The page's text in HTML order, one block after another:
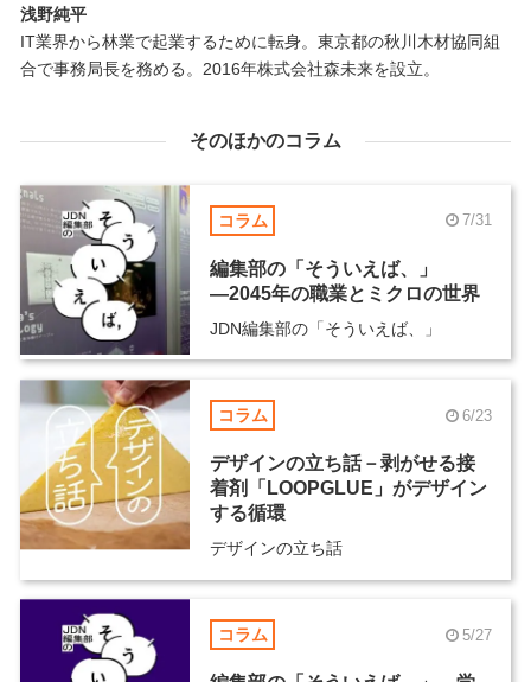
浅野純平
IT業界から林業で起業するために転身。東京都の秋川木材協同組
合で事務局長を務める。2016年株式会社森未来を設立。
そのほかのコラム
コラム 7/31
編集部の「そういえば、」
―2045年の職業とミクロの世界
JDN編集部の「そういえば、」
コラム 6/23
デザインの立ち話－剥がせる接
着剤「LOOPGLUE」がデザイン
する循環
デザインの立ち話
コラム 5/27